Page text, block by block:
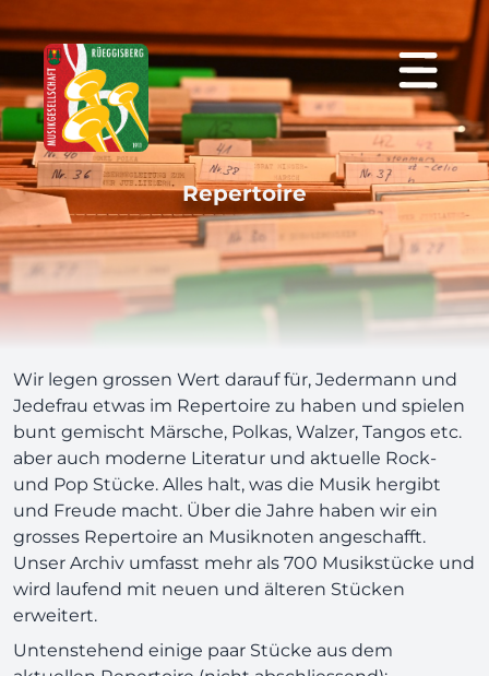
Repertoire
Wir legen grossen Wert darauf für, Jedermann und
Jedefrau etwas im Repertoire zu haben und spielen
bunt gemischt Märsche, Polkas, Walzer, Tangos etc.
aber auch moderne Literatur und aktuelle Rock-
und Pop Stücke. Alles halt, was die Musik hergibt
und Freude macht. Über die Jahre haben wir ein
grosses Repertoire an Musiknoten angeschafft.
Unser Archiv umfasst mehr als 700 Musikstücke und
wird laufend mit neuen und älteren Stücken
erweitert.
Untenstehend einige paar Stücke aus dem